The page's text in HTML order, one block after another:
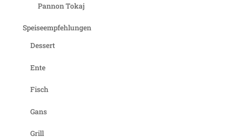
Pannon Tokaj
Speiseempfehlungen
Dessert
Ente
Fisch
Gans
Grill